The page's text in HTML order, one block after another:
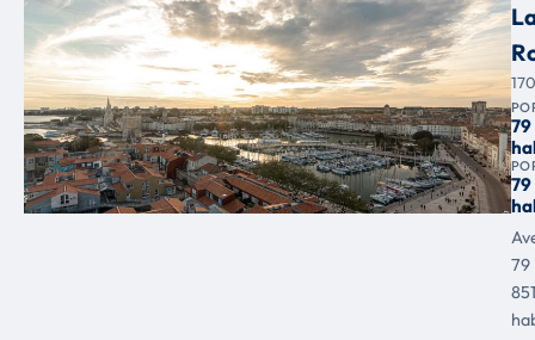
79
79
79
851